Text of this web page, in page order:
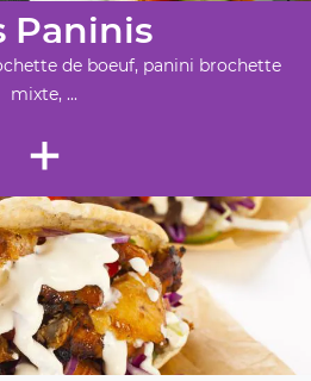
Paninis
de boeuf, panini brochette
mixte, ...
+